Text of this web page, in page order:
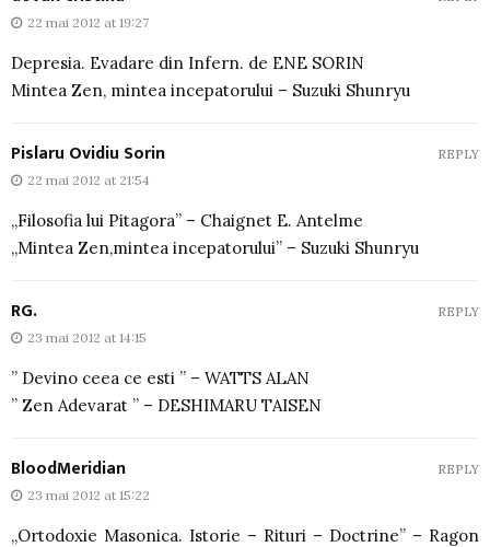
22 mai 2012 at 19:27
Depresia. Evadare din Infern. de ENE SORIN
Mintea Zen, mintea incepatorului – Suzuki Shunryu
Pislaru Ovidiu Sorin
22 mai 2012 at 21:54
„Filosofia lui Pitagora” – Chaignet E. Antelme
„Mintea Zen,mintea incepatorului” – Suzuki Shunryu
REPLY
RG.
23 mai 2012 at 14:15
” Devino ceea ce esti ” – WATTS ALAN
” Zen Adevarat ” – DESHIMARU TAISEN
REPLY
BloodMeridian
23 mai 2012 at 15:22
„Ortodoxie Masonica. Istorie – Rituri – Doctrine” – Ragon
REPLY